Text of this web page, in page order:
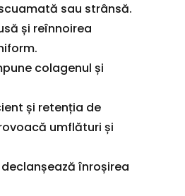
sau strânsă.
și reînnoirea
colagenul și
și retenția de
umflături și
înroșirea